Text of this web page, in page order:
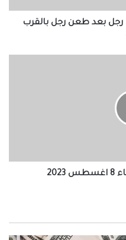
رجل بعد طعن رجل بالقرب